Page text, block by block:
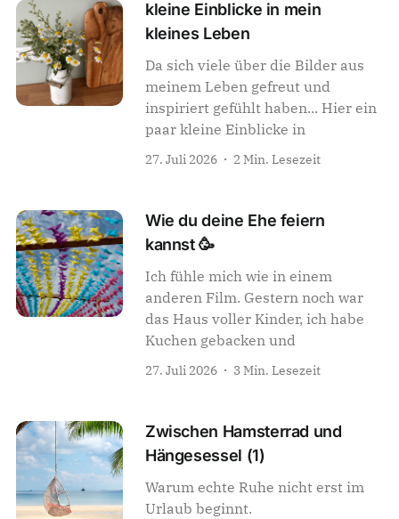
kleine Einblicke in mein
kleines Leben
Da sich viele über die Bilder aus
meinem Leben gefreut und
inspiriert gefühlt haben... Hier ein
paar kleine Einblicke in
27. Juli 2026 2 Min. Lesezeit
Wie du deine Ehe feiern
kannst 🥳
Ich fühle mich wie in einem
anderen Film. Gestern noch war
das Haus voller Kinder, ich habe
Kuchen gebacken und
27. Juli 2026 3 Min. Lesezeit
Zwischen Hamsterrad und
Hängesessel (1)
Warum echte Ruhe nicht erst im
Urlaub beginnt.